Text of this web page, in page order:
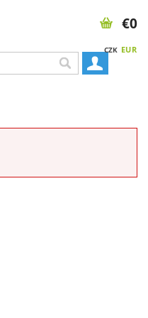
CZK EUR
€0